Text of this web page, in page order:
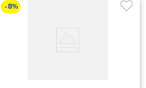
-8%